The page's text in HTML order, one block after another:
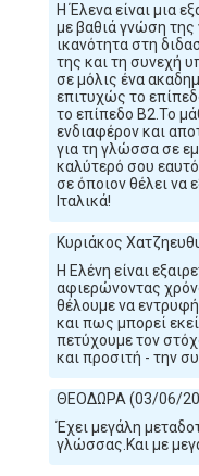
Η Έλενα είναι μια
με βαθιά γνώση
ικανότητα στη
της και τη συνεχή
σε μόλις ένα
επιτυχώς το
το επίπεδο Β2.Το
ενδιαφέρον και
για τη γλώσσα σε
καλύτερό σου
σε όποιον θέλει να
Ιταλικά!
Κυριάκος
Η Ελένη είναι
αφιερώνοντας
θέλουμε να
και πως μπορεί
πετύχουμε τον
και προσιτή - την
ΘΕΟΔΩΡΑ (03/06/
Έχει μεγάλη
γλώσσας.Και με